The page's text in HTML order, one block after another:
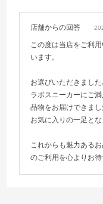
店舗からの回答
この度は当店をご利
います。
お選びいただきまし
ラボスニーカーにご
品物をお届けできまし
お気に入りの一足と
これからも魅力ある
のご利用を心よりお待